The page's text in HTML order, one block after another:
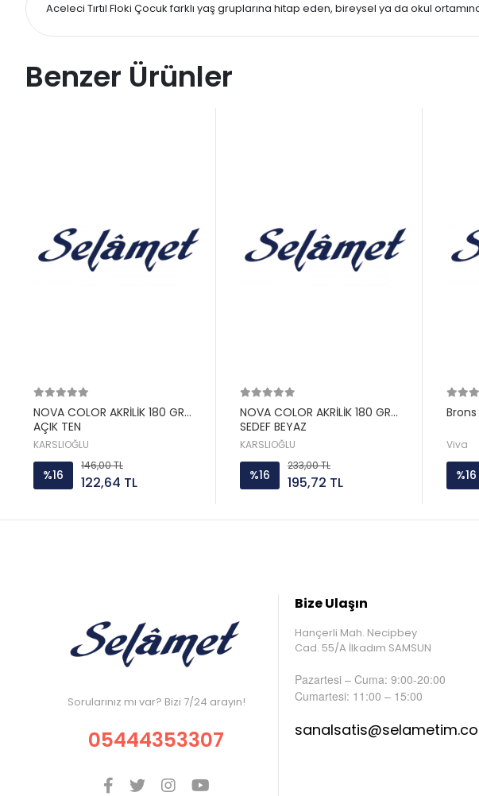
Aceleci Tırtıl Floki Çocuk farklı yaş gruplarına hitap eden, bireysel ya da okul
Benzer Ürünler
NOVA COLOR AKRİLİK 180 GR
AÇIK TEN
KARSLIOĞLU
%16
146,00 TL
122,64 TL
NOVA COLOR AKRİLİK 180 GR
SEDEF BEYAZ
KARSLIOĞLU
%16
233,00 TL
195,72 TL
Viva
%16
Sorularınız mı var? Bizi 7/24 arayın!
05444353307
Bize Ulaşın
Hançerli Mah. Necipbey
Cad. 55/A İlkadım SAMSUN
Pazartesi – Cuma: 9:00-20:00
Cumartesi: 11:00 – 15:00